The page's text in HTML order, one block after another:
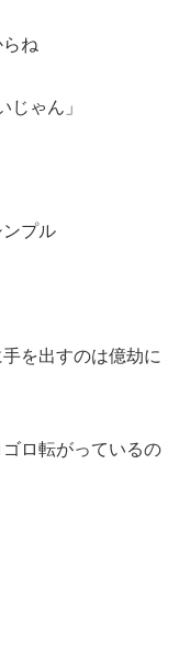
ね
じゃん」
プル
を出すのは億劫に
ロ転がっているの